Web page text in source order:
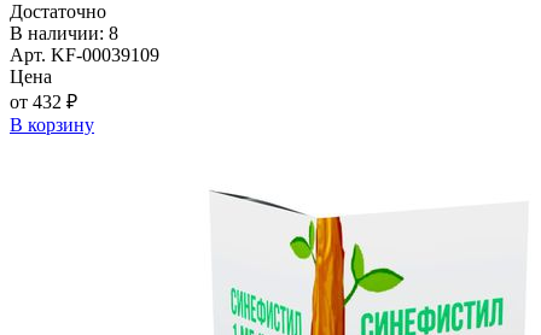
Достаточно
В наличии: 8
Арт. KF-00039109
Цена
от 432 ₽
В корзину